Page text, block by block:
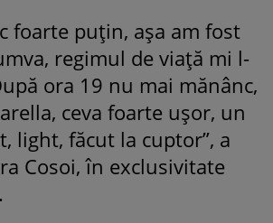
foarte puțin, așa am fost
regimul de viață mi l-
ora 19 nu mai mănânc,
ceva foarte ușor, un
light, făcut la cuptor”, a
Cosoi, în exclusivitate